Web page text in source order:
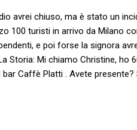
avrei chiuso, ma è stato un
100 turisti in arrivo da Milano
e poi forse la signora
Storia: Mi chiamo Christine,
Caffè Platti . Avete
bancone avrebbe potuto